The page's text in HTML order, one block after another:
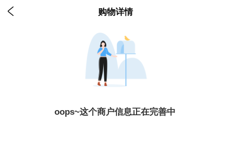
 购物详情
oops~这个商户信息正在完善中